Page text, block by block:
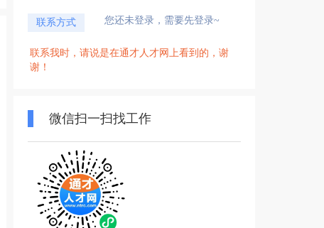
联系方式 您还未登录，需要先登录~
联系我时，请说是在通才人才网上看到的，谢
谢！
微信扫一扫找工作